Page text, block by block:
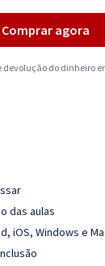
Comprar agora
devolução do dinheiro
das aulas
iOS, Windows e